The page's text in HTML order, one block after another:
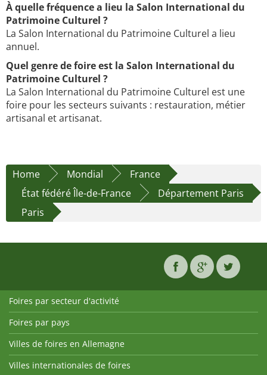
À quelle fréquence a lieu la Salon International du
Patrimoine Culturel ?
La Salon International du Patrimoine Culturel a lieu
annuel.
Quel genre de foire est la Salon International du
Patrimoine Culturel ?
La Salon International du Patrimoine Culturel est une
foire pour les secteurs suivants : restauration, métier
artisanal et artisanat.
Home Mondial
France
État fédéré Île-de-France
Département Paris
Paris
Foires par secteur d'activité
Foires par pays
Villes de foires en Allemagne
Villes internationales de foires